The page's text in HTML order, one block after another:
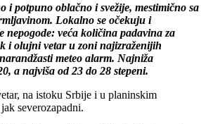
i potpuno oblačno i svežije, mestimično sa
Lokalno se očekuju i
nepogode: veća količina padavina za
i olujni vetar u zoni najizraženijih
meteo alarm. Najniža
a najviša od 23 do 28 stepeni.
na istoku Srbije i u planinskim
severozapadni.